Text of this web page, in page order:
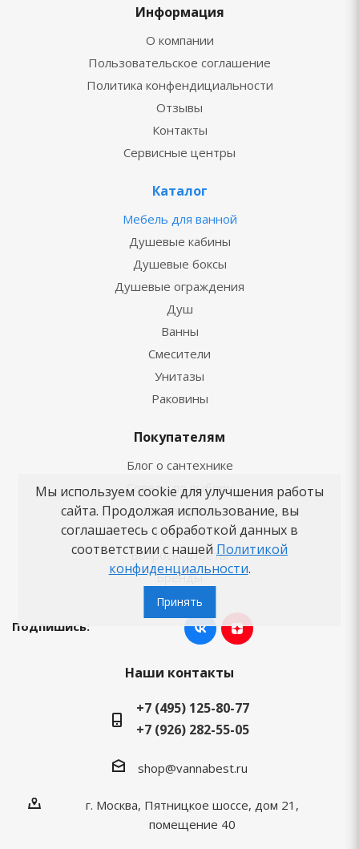
Информация
О компании
Пользовательское соглашение
Политика конфендициальности
Отзывы
Контакты
Сервисные центры
Каталог
Мебель для ванной
Душевые кабины
Душевые боксы
Душевые ограждения
Душ
Ванны
Смесители
Унитазы
Раковины
Покупателям
Блог о сантехнике
Советы по выбору
Как заказать
Новости
Вопросы-ответы
Бренды
Подпишись:
Наши контакты
+7 (495) 125-80-77
+7 (926) 282-55-05
shop@vannabest.ru
г. Москва, Пятницкое шоссе, дом 21,
помещение 40
Мы используем cookie для улучшения работы
сайта. Продолжая использование, вы
соглашаетесь с обработкой данных в
соответствии с нашей Политикой
конфиденциальности.
Принять